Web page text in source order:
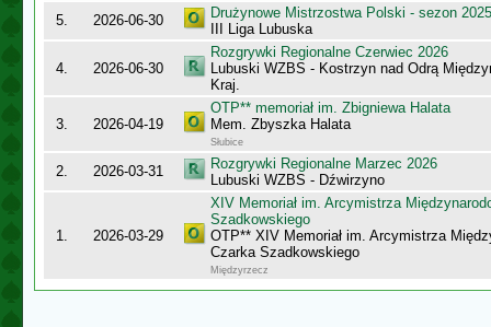
5.
2026-06-30
Drużynowe Mistrzostwa Polski - sezon
III Liga Lubuska
4. 2026-06-30
Rozgrywki Regionalne Czerwiec 2026
Lubuski WZBS - Kostrzyn nad Odrą
Kraj.
3. 2026-04-19
OTP** memoriał im. Zbigniewa Halata
Mem. Zbyszka Halata
Słubice
2. 2026-03-31
Rozgrywki Regionalne Marzec 2026
Lubuski WZBS - Dźwirzyno
1. 2026-03-29
XIV Memoriał im. Arcymistrza
Szadkowskiego
OTP** XIV Memoriał im. Arcymistrza
Czarka Szadkowskiego
Międzyrzecz